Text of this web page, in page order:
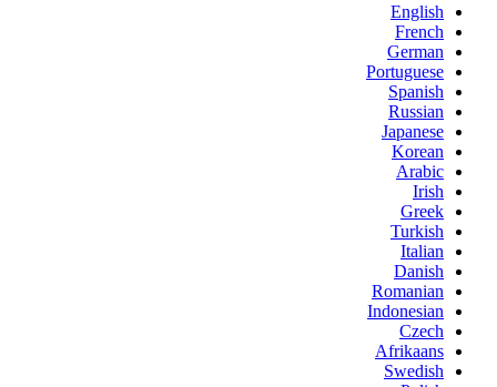
English
French
German
Portuguese
Spanish
Russian
Japanese
Korean
Arabic
Irish
Greek
Turkish
Italian
Danish
Romanian
Indonesian
Czech
Afrikaans
Swedish